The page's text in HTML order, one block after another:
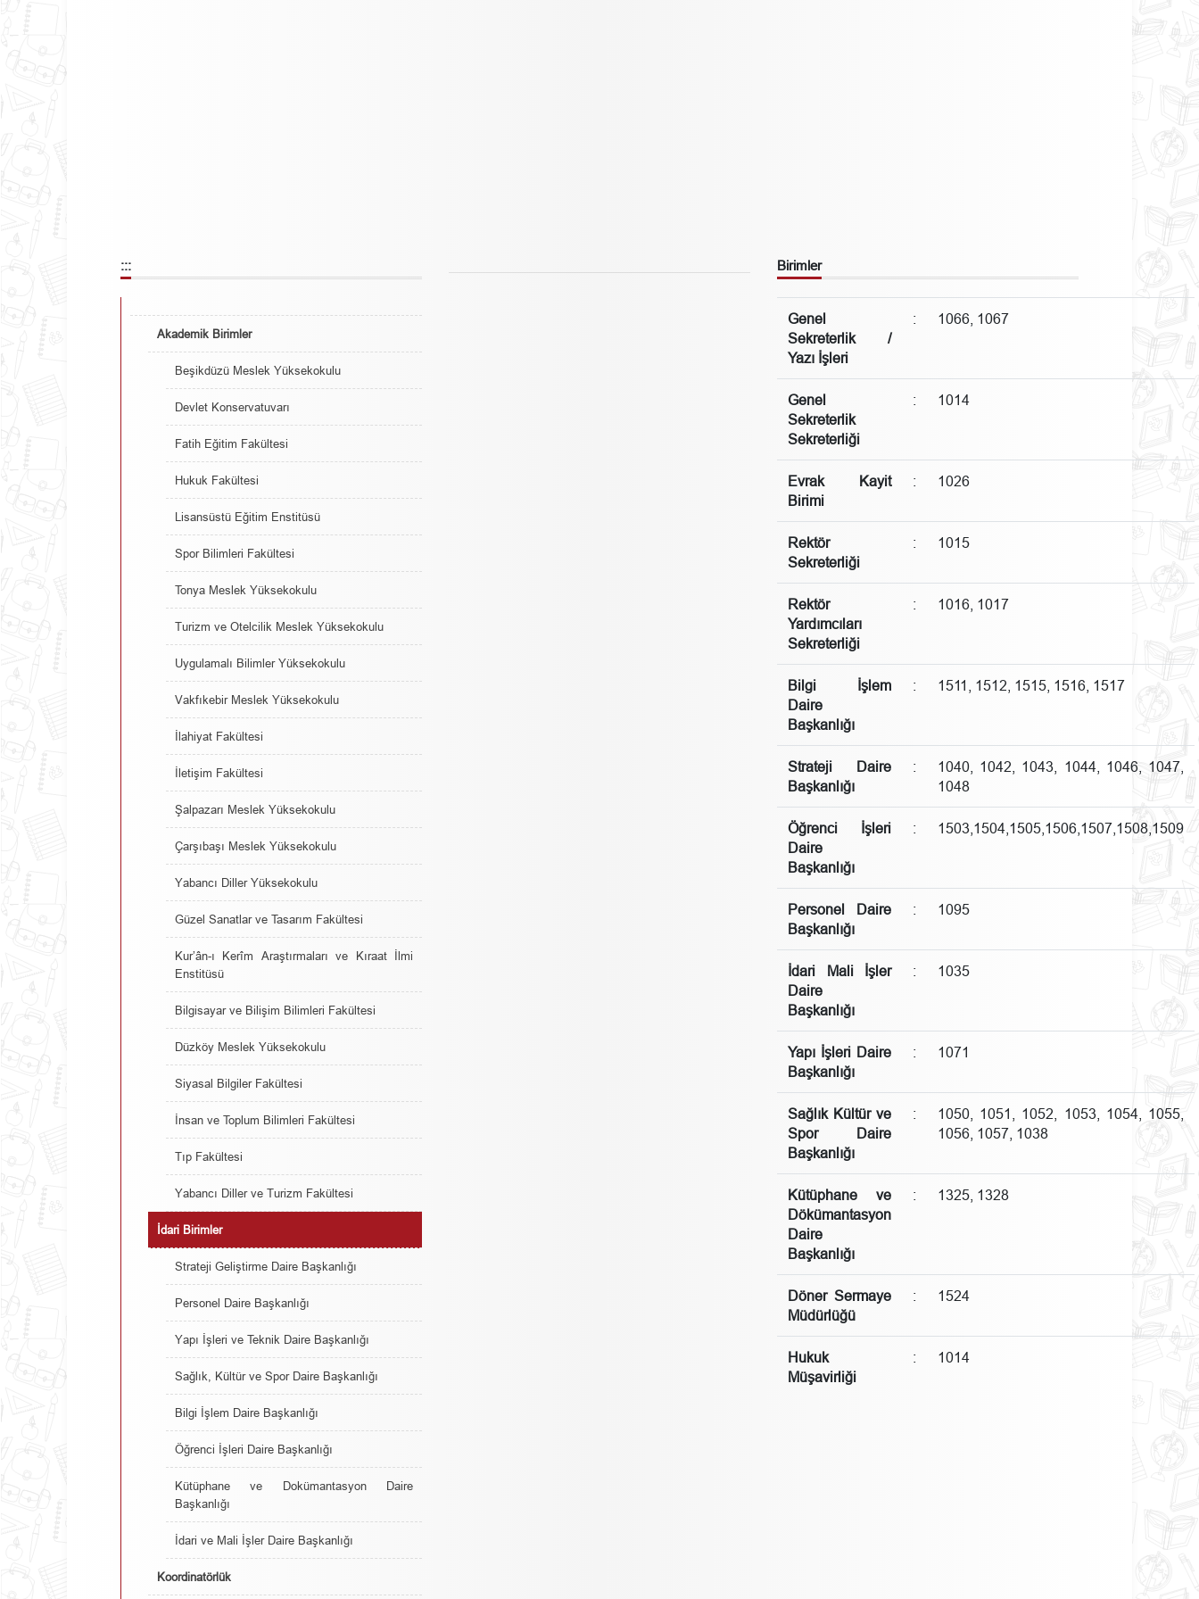
:::
Akademik Birimler
Beşikdüzü Meslek Yüksekokulu
Devlet Konservatuvarı
Fatih Eğitim Fakültesi
Hukuk Fakültesi
Lisansüstü Eğitim Enstitüsü
Spor Bilimleri Fakültesi
Tonya Meslek Yüksekokulu
Turizm ve Otelcilik Meslek Yüksekokulu
Uygulamalı Bilimler Yüksekokulu
Vakfıkebir Meslek Yüksekokulu
İlahiyat Fakültesi
İletişim Fakültesi
Şalpazarı Meslek Yüksekokulu
Çarşıbaşı Meslek Yüksekokulu
Yabancı Diller Yüksekokulu
Güzel Sanatlar ve Tasarım Fakültesi
Kur’ân-ı Kerîm Araştırmaları ve Kıraat İlmi
Enstitüsü
Bilgisayar ve Bilişim Bilimleri Fakültesi
Düzköy Meslek Yüksekokulu
Siyasal Bilgiler Fakültesi
İnsan ve Toplum Bilimleri Fakültesi
Tıp Fakültesi
Yabancı Diller ve Turizm Fakültesi
İdari Birimler
Strateji Geliştirme Daire Başkanlığı
Personel Daire Başkanlığı
Yapı İşleri ve Teknik Daire Başkanlığı
Sağlık, Kültür ve Spor Daire Başkanlığı
Bilgi İşlem Daire Başkanlığı
Öğrenci İşleri Daire Başkanlığı
Kütüphane ve Dokümantasyon Daire
Başkanlığı
İdari ve Mali İşler Daire Başkanlığı
Koordinatörlük
Birimler
Genel
Sekreterlik /
Yazı İşleri
: 1066, 1067
Genel
Sekreterlik
Sekreterliği
: 1014
Evrak Kayit
Birimi
: 1026
Rektör
Sekreterliği
: 1015
Rektör
Yardımcıları
Sekreterliği
: 1016, 1017
Bilgi İşlem
Daire
Başkanlığı
: 1511, 1512, 1515, 1516, 1517
Strateji Daire
Başkanlığı
:
1040, 1042, 1043, 1044, 1046, 1047,
1048
Öğrenci İşleri
Daire
Başkanlığı
: 1503,1504,1505,1506,1507,1508,1509
Personel Daire
Başkanlığı
: 1095
İdari Mali İşler
Daire
Başkanlığı
: 1035
Yapı İşleri Daire
Başkanlığı
: 1071
Sağlık Kültür ve
Spor Daire
Başkanlığı
:
1050, 1051, 1052, 1053, 1054, 1055,
1056, 1057, 1038
Kütüphane ve
Dökümantasyon
Daire
Başkanlığı
: 1325, 1328
Döner Sermaye
Müdürlüğü
: 1524
Hukuk
Müşavirliği
: 1014